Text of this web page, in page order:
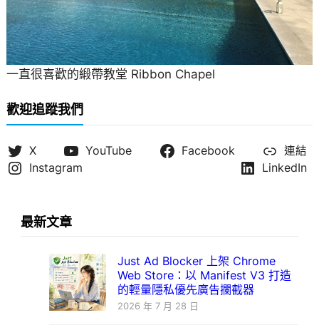
一直很喜歡的緞帶教堂 Ribbon Chapel
歡迎追蹤我們
X YouTube Facebook
連結
Instagram
LinkedIn
最新文章
Just Ad Blocker 上架 Chrome
Web Store：以 Manifest V3 打造
的輕量隱私優先廣告攔截器
2026 年 7 月 28 日